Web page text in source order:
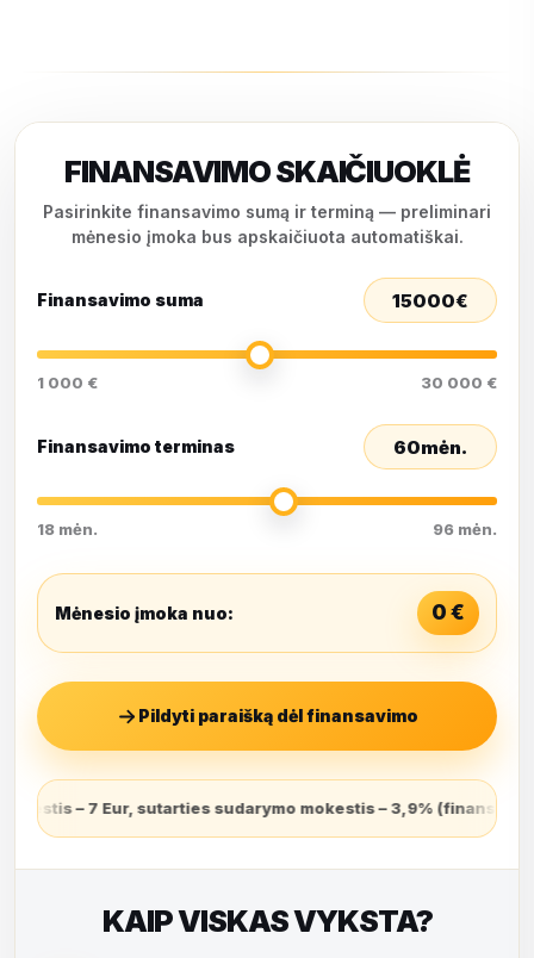
FINANSAVIMO SKAIČIUOKLĖ
Pasirinkite finansavimo sumą ir terminą — preliminari
mėnesio įmoka bus apskaičiuota automatiškai.
Finansavimo suma 15000€
1 000 € 30 000 €
Finansavimo terminas 60mėn.
18 mėn. 96 mėn.
Mėnesio įmoka nuo: 0 €
Pildyti paraišką dėl finansavimo
sutarties sudarymo dieną ir grąžinamas
KAIP VISKAS VYKSTA?